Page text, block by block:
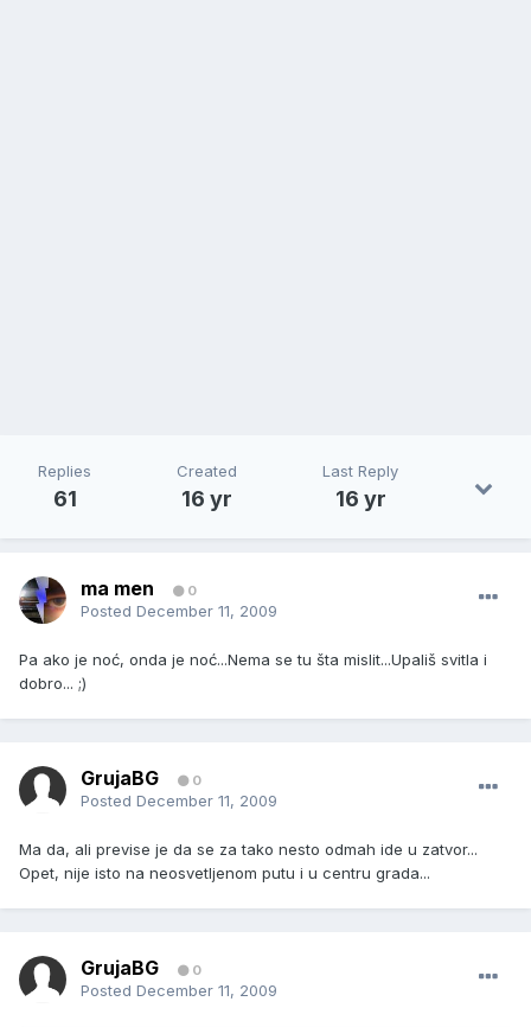
Replies
61
Created
16 yr
Last Reply
16 yr
ma men 0
Posted December 11, 2009
Pa ako je noć, onda je noć...Nema se tu šta mislit...Upališ svitla i
dobro... ;)
GrujaBG 0
Posted December 11, 2009
Ma da, ali previse je da se za tako nesto odmah ide u zatvor...
Opet, nije isto na neosvetljenom putu i u centru grada...
GrujaBG 0
Posted December 11, 2009